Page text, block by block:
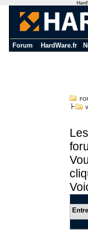
Forum HardWare.fr